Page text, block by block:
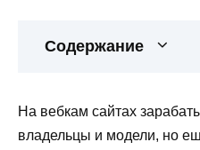
Содержание
На вебкам сайтах
владельцы и модели, но